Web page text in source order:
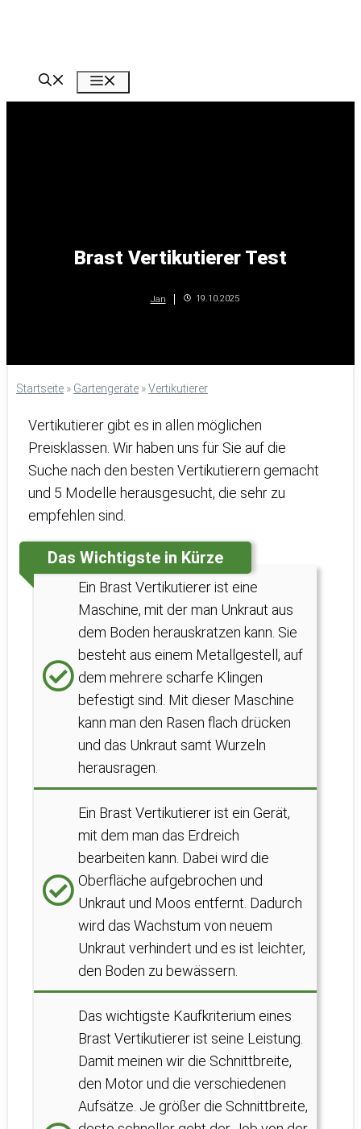
Brast Vertikutierer Test
Jan 19.10.2025
Startseite » Gartengeräte »Vertikutierer
Vertikutierer gibt es in allen möglichen
Preisklassen. Wir haben uns für Sie auf die
Suche nach den besten Vertikutierern gemacht
und 5 Modelle herausgesucht, die sehr zu
empfehlen sind.
Das Wichtigste in Kürze
Ein Brast Vertikutierer ist eine
Maschine, mit der man Unkraut aus
dem Boden herauskratzen kann. Sie
besteht aus einem Metallgestell, auf
dem mehrere scharfe Klingen
befestigt sind. Mit dieser Maschine
kann man den Rasen flach drücken
und das Unkraut samt Wurzeln
herausragen.
Ein Brast Vertikutierer ist ein Gerät,
mit dem man das Erdreich
bearbeiten kann. Dabei wird die
Oberfläche aufgebrochen und
Unkraut und Moos entfernt. Dadurch
wird das Wachstum von neuem
Unkraut verhindert und es ist leichter,
den Boden zu bewässern.
Das wichtigste Kaufkriterium eines
Brast Vertikutierer ist seine Leistung.
Damit meinen wir die Schnittbreite,
den Motor und die verschiedenen
Aufsätze. Je größer die Schnittbreite,